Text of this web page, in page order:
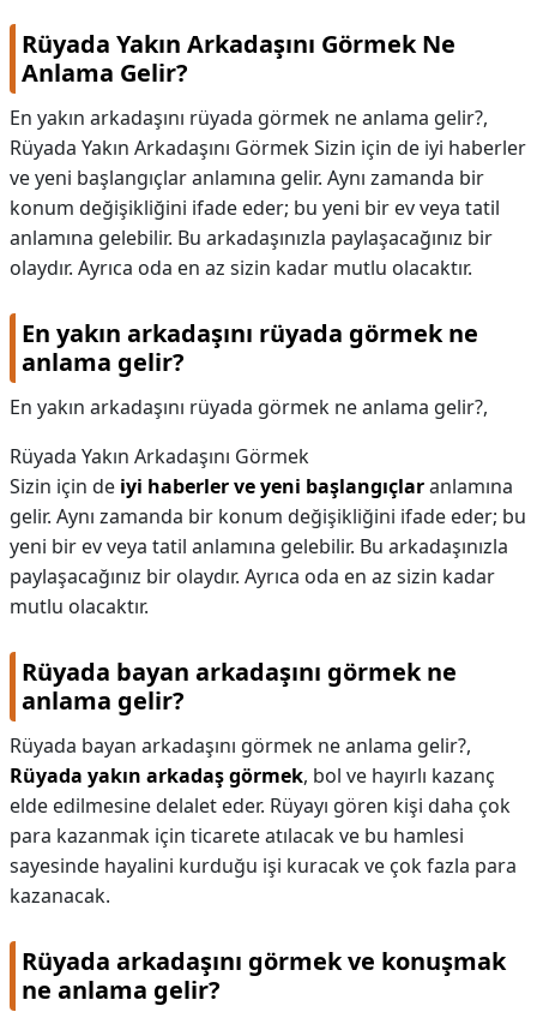
Rüyada Yakın Arkadaşını Görmek Ne
Anlama Gelir?
En yakın arkadaşını rüyada görmek ne anlama gelir?,
Rüyada Yakın Arkadaşını Görmek Sizin için de iyi haberler
ve yeni başlangıçlar anlamına gelir. Aynı zamanda bir
konum değişikliğini ifade eder; bu yeni bir ev veya tatil
anlamına gelebilir. Bu arkadaşınızla paylaşacağınız bir
olaydır. Ayrıca oda en az sizin kadar mutlu olacaktır.
En yakın arkadaşını rüyada görmek ne
anlama gelir?
En yakın arkadaşını rüyada görmek ne anlama gelir?,
Rüyada Yakın Arkadaşını Görmek
Sizin için de iyi haberler ve yeni başlangıçlaranlamına
gelir. Aynı zamanda bir konum değişikliğini ifade eder; bu
yeni bir ev veya tatil anlamına gelebilir. Bu arkadaşınızla
paylaşacağınız bir olaydır. Ayrıca oda en az sizin kadar
mutlu olacaktır.
Rüyada bayan arkadaşını görmek ne
anlama gelir?
Rüyada bayan arkadaşını görmek ne anlama gelir?,
Rüyada yakın arkadaş görmek, bol ve hayırlı kazanç
elde edilmesine delalet eder. Rüyayı gören kişi daha çok
para kazanmak için ticarete atılacak ve bu hamlesi
sayesinde hayalini kurduğu işi kuracak ve çok fazla para
kazanacak.
Rüyada arkadaşını görmek ve konuşmak
ne anlama gelir?